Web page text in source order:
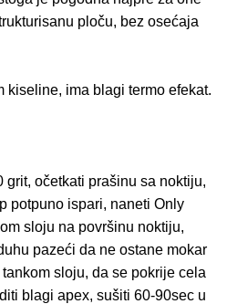
ploču, bez osećaja
kiseline, ima blagi termo efekat.
grit, očetkati prašinu sa noktiju,
potpuno ispari, naneti Only
sloju na površinu noktiju,
pazeći da ne ostane mokar
sloju, da se pokrije cela
blagi apex, sušiti 60-90sec u